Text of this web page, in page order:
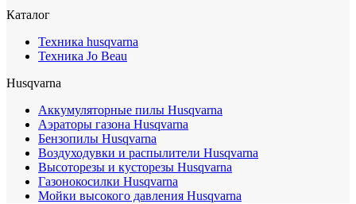
Каталог
Техника husqvarna
Техника Jo Beau
Husqvarna
Аккумуляторные пилы Husqvarna
Аэраторы газона Husqvarna
Бензопилы Husqvarna
Воздуходувки и распылители Husqvarna
Высоторезы и кусторезы Husqvarna
Газонокосилки Husqvarna
Мойки высокого давления Husqvarna